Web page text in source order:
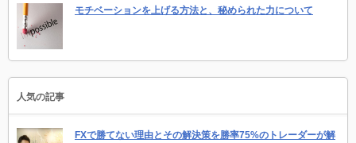
モチベーションを上げる方法と、秘められた力について
人気の記事
FXで勝てない理由とその解決策を勝率75%のトレーダーが解